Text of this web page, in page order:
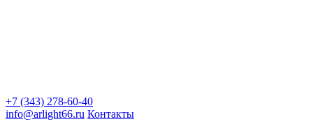
+7 (343) 278-60-40
info@arlight66.ru Контакты